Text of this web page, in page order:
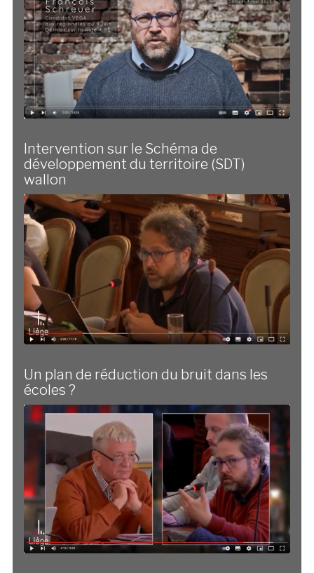
Intervention sur le Schéma de
développement du territoire (SDT)
wallon
Un plan de réduction du bruit dans les
écoles ?